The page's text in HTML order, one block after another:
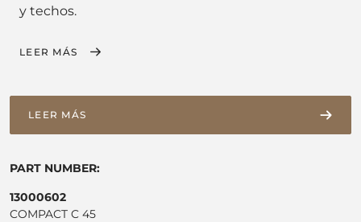
y techos.
LEER MÁS
LEER MÁS
PART NUMBER:
13000602
COMPACT C 45